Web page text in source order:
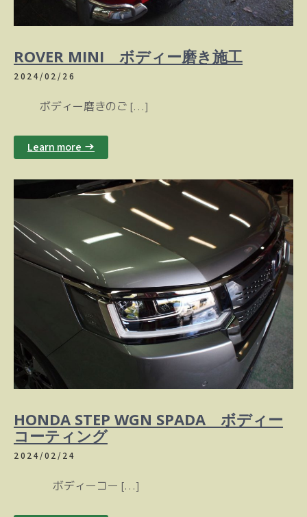
ROVER MINI ボディー磨き施工
2024/02/26
ボディー磨きのご […]
Learn more →
HONDA STEP WGN SPADA ボディー
コーティング
2024/02/24
ボディーコー […]